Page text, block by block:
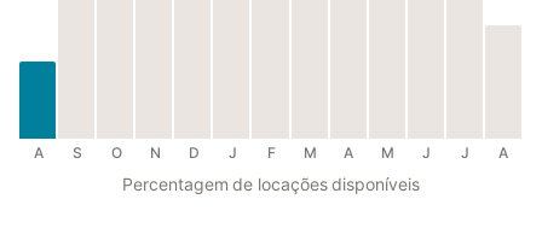
A S O N D J F M A M J J A
Percentagem de locações disponíveis